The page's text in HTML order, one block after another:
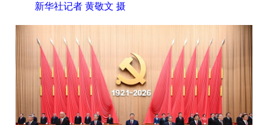
新华社记者 黄敬文 摄